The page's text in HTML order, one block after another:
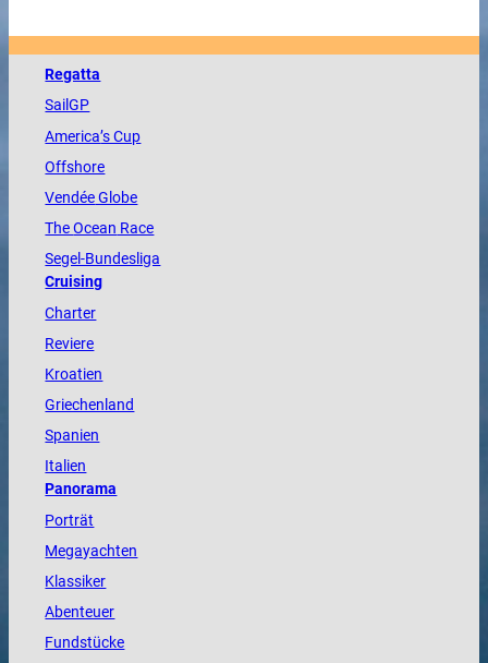
Regatta
SailGP
America’s Cup
Offshore
VendéeGlobe
TheOcean Race
Segel-Bundesliga
Cruising
Charter
Reviere
Kroatien
Griechenland
Spanien
Italien
Panorama
Porträt
Megayachten
Klassiker
Abenteuer
Fundstücke